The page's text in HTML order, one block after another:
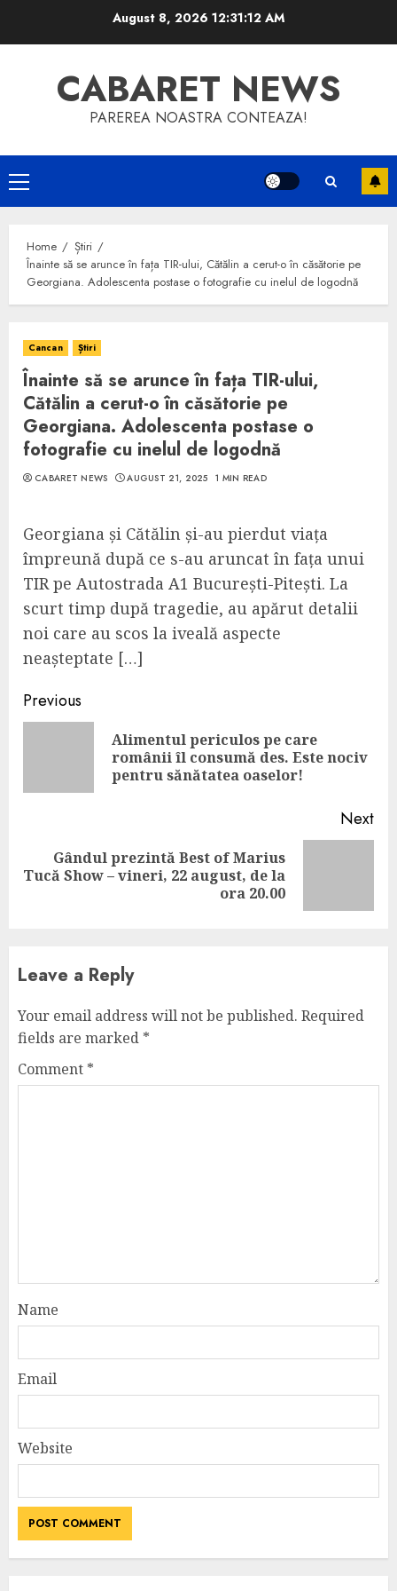
August 8, 2026 12:31:13 AM
CABARET NEWS
PAREREA NOASTRA CONTEAZA!
Primary
Menu
Home
Știri
Înainte să se arunce în fața TIR-ului, Cătălin a cerut-o în căsătorie pe
Georgiana. Adolescenta postase o fotografie cu inelul de logodnă
Cancan Știri
Înainte să se arunce în fața TIR-ului,
Cătălin a cerut-o în căsătorie pe
Georgiana. Adolescenta postase o
fotografie cu inelul de logodnă
CABARET NEWS AUGUST 21, 2025 1 MIN READ
Georgiana și Cătălin și-au pierdut viața
împreună după ce s-au aruncat în fața unui
TIR pe Autostrada A1 București-Pitești. La
scurt timp după tragedie, au apărut detalii
noi care au scos la iveală aspecte
neașteptate […]
Continue
Reading
Previous
Alimentul periculos pe care
românii îl consumă des. Este nociv
pentru sănătatea oaselor!
Next
Next
Gândul prezintă Best of Marius
Tucă Show – vineri, 22 august, de la
ora 20.00
Leave a Reply
Your email address will not be published. Required
fields are marked *
Comment *
Name
Email
Website